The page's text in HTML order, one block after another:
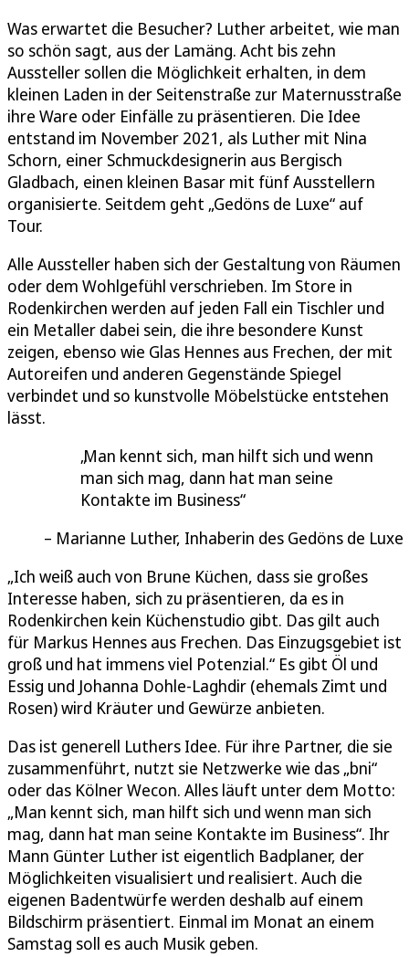
Was erwartet die Besucher? Luther arbeitet, wie man
so schön sagt, aus der Lamäng. Acht bis zehn
Aussteller sollen die Möglichkeit erhalten, in dem
kleinen Laden in der Seitenstraße zur Maternusstraße
ihre Ware oder Einfälle zu präsentieren. Die Idee
entstand im November 2021, als Luther mit Nina
Schorn, einer Schmuckdesignerin aus Bergisch
Gladbach, einen kleinen Basar mit fünf Ausstellern
organisierte. Seitdem geht „Gedöns de Luxe“ auf
Tour.
Alle Aussteller haben sich der Gestaltung von Räumen
oder dem Wohlgefühl verschrieben. Im Store in
Rodenkirchen werden auf jeden Fall ein Tischler und
ein Metaller dabei sein, die ihre besondere Kunst
zeigen, ebenso wie Glas Hennes aus Frechen, der mit
Autoreifen und anderen Gegenstände Spiegel
verbindet und so kunstvolle Möbelstücke entstehen
lässt.
Man kennt sich, man hilft sich und wenn
man sich mag, dann hat man seine
Kontakte im Business
Marianne Luther, Inhaberin des Gedöns de Luxe
„Ich weiß auch von Brune Küchen, dass sie großes
Interesse haben, sich zu präsentieren, da es in
Rodenkirchen kein Küchenstudio gibt. Das gilt auch
für Markus Hennes aus Frechen. Das Einzugsgebiet ist
groß und hat immens viel Potenzial.“ Es gibt Öl und
Essig und Johanna Dohle-Laghdir (ehemals Zimt und
Rosen) wird Kräuter und Gewürze anbieten.
Das ist generell Luthers Idee. Für ihre Partner, die sie
zusammenführt, nutzt sie Netzwerke wie das „bni“
oder das Kölner Wecon. Alles läuft unter dem Motto:
„Man kennt sich, man hilft sich und wenn man sich
mag, dann hat man seine Kontakte im Business“. Ihr
Mann Günter Luther ist eigentlich Badplaner, der
Möglichkeiten visualisiert und realisiert. Auch die
eigenen Badentwürfe werden deshalb auf einem
Bildschirm präsentiert. Einmal im Monat an einem
Samstag soll es auch Musik geben.